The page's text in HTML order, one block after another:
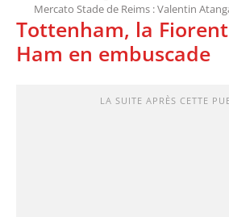
Mercato Stade de Reims : Valentin
Tottenham, la
Ham en embuscade
LA SUITE APRÈS CETTE